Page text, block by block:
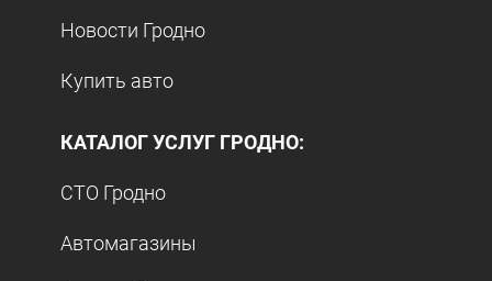
Новости Гродно
Купить авто
КАТАЛОГ УСЛУГ ГРОДНО:
СТО Гродно
Автомагазины